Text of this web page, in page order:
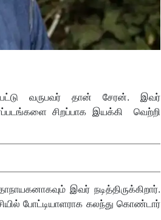
வருபவர் தான் சேரன். இவர்
சிறப்பாக இயக்கி வெற்றி
இவர் நடித்திருக்கிறார்.
போட்டியாளராக கலந்து கொண்டார்